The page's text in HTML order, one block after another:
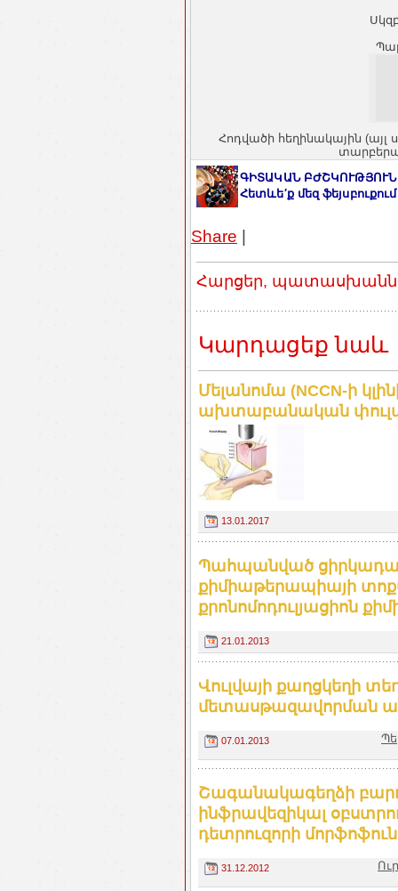
Հոդվածի հեղինակային (այլ
ԳԻՏԱԿԱՆ ԲԺՇԿՈՒԹՅՈՒՆ
Հետևե′ք մեզ ֆեյսբուքում
Share |
Հարցեր,
Կարդացեք նաև
Մելանոմա (NCCN-ի
ախտաբանական
13.01.2017
Պահպանված
քիմիաթերապիայի
քրոնոմոդուլյացիոն
21.01.2013
Վուլվայի քաղցկեղի
մետասթազավորման
07.01.2013
Շագանակագեղձի
ինֆրավեզիկալ
դետրուզորի
31.12.2012